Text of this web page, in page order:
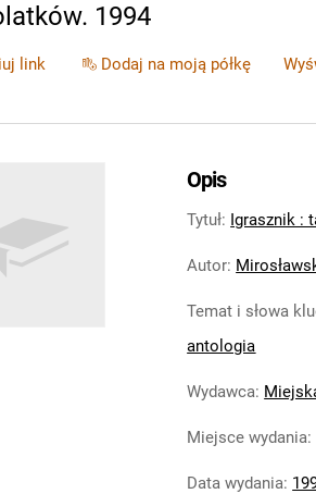
1994
link Dodaj na moją półkę
Opis
Tytuł: Igrasznik :
Autor:
Temat i słowa
antologia
Wydawca:
Miejsce wydania:
Data wydania: